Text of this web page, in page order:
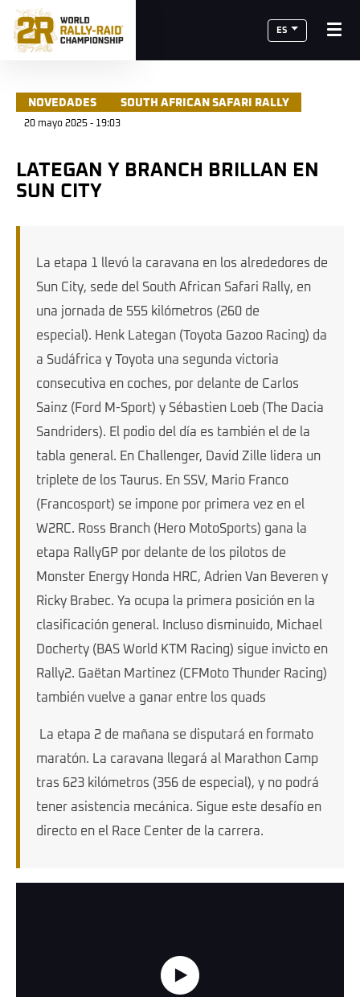
ES
NOVEDADES SOUTH AFRICAN SAFARI RALLY
20 mayo 2025 - 19:03
LATEGAN Y BRANCH BRILLAN EN
SUN CITY
La etapa 1 llevó la caravana en los alrededores de
Sun City, sede del South African Safari Rally, en
una jornada de 555 kilómetros (260 de
especial). Henk Lategan (Toyota Gazoo Racing) da
a Sudáfrica y Toyota una segunda victoria
consecutiva en coches, por delante de Carlos
Sainz (Ford M-Sport) y Sébastien Loeb (The Dacia
Sandriders). El podio del día es también el de la
tabla general. En Challenger, David Zille lidera un
triplete de los Taurus. En SSV, Mario Franco
(Francosport) se impone por primera vez en el
W2RC. Ross Branch (Hero MotoSports) gana la
etapa RallyGP por delante de los pilotos de
Monster Energy Honda HRC, Adrien Van Beveren y
Ricky Brabec. Ya ocupa la primera posición en la
clasificación general. Incluso disminuido, Michael
Docherty (BAS World KTM Racing) sigue invicto en
Rally2. Gaëtan Martinez (CFMoto Thunder Racing)
también vuelve a ganar entre los quads
La etapa 2 de mañana se disputará en formato
maratón. La caravana llegará al Marathon Camp
tras 623 kilómetros (356 de especial), y no podrá
tener asistencia mecánica. Sigue este desafío en
directo en el Race Center de la carrera.